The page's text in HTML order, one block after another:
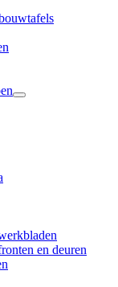
en deuren